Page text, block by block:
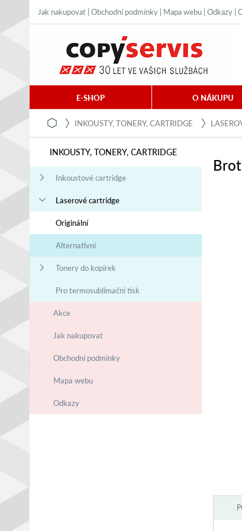
Jak nakupovat Obchodní podmínky Mapa webu Odkazy
E-SHOP O NÁKUPU
INKOUSTY, TONERY, CARTRIDGE
INKOUSTY, TONERY, CARTRIDGE
Inkoustové cartridge
Laserové cartridge
Originální
Alternativní
Tonery do kopírek
Pro termosublimační tisk
Akce
Jak nakupovat
Obchodní podmínky
Mapa webu
Odkazy